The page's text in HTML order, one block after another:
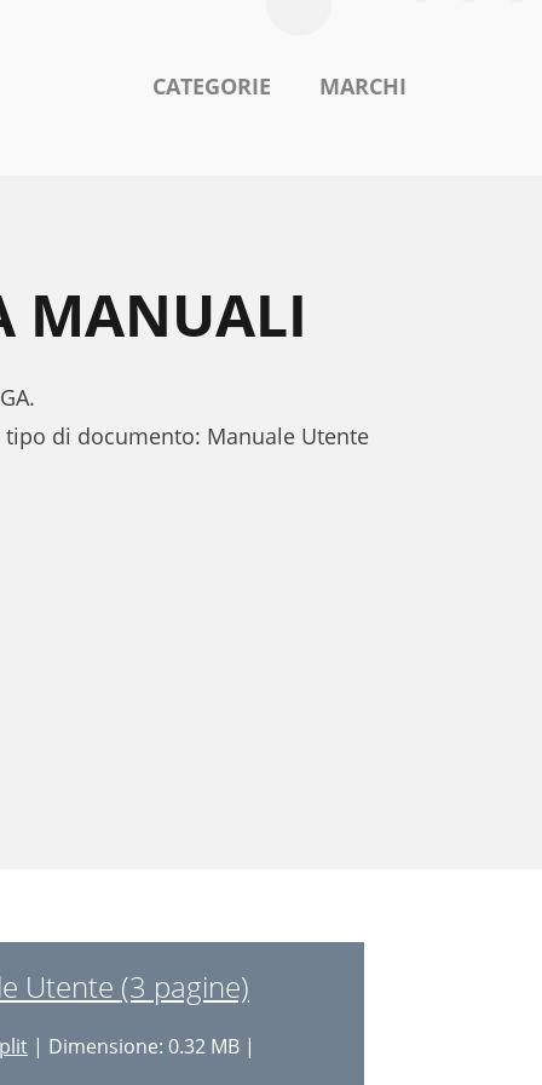
CATEGORIE MARCHI
MANUALI
tipo di documento: Manuale Utente
Utente (3 pagine)
| Dimensione: 0.32 MB |